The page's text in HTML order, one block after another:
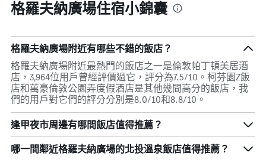
格羅夫納廣場住宿小錦囊
格羅夫納廣場附近有哪些不錯的飯店？
格羅夫納廣場附近最熱門的飯店之一是倫敦帕丁頓美居酒
店，3,964位用戶曾經評價過它，評分為7.5/10。柯芬園Z飯
店和萬豪倫敦公園弄度假酒店是其他幾間高分的飯店，我
們的用戶對它們的評分分別是8.0/10和8.8/10。
逢甲夜市周邊有哪間飯店值得推薦？
哪一間鄰近格羅夫納廣場的北投溫泉飯店值得推薦？